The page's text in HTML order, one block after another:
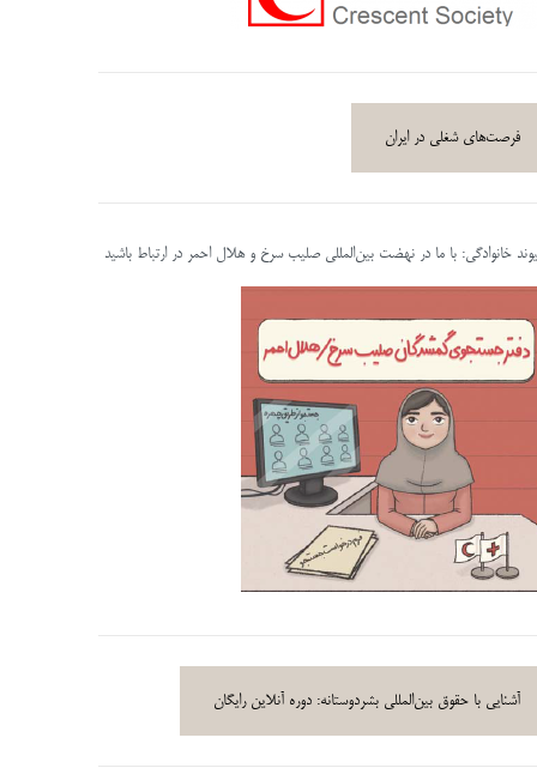
فرصت‌های شغلی در ایران
خانوادگی: با ما در نهضت بین‌المللی صلیب سرخ و هلال احمر در ارتباط باشید
آشنایی با حقوق بین‌المللی بشردوستانه: دوره آنلاین رایگان